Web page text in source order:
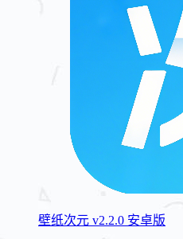
壁纸次元 v2.2.0 安卓版